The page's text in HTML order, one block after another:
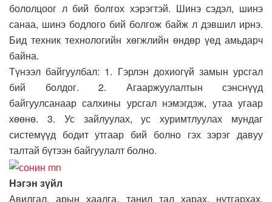
бололцоог л бий болгох хэрэгтэй. Шинэ сэдэл, шинэ
санаа, шинэ бодлого бий болгож байж л дэвшил ирнэ.
Бид техник технологийн хөгжлийн өндөр үeд амьдарч
байна.
Түнээл байгуулбал: 1. Гэрлэн дохиогүй замын урсгал
бий болдог. 2. Агааржуулалтын сэнснүүд
байгуулсанаар салхины урсгал нэмэгдэж, утаа угаар
хөөнө. 3. Ус зайлуулах, ус хуримтлуулах мундаг
системүүд бодит утгаар бий болно гэх зэрэг давуу
талтай бүтээн байгуулалт болно.
Нэгэн зүйл
Авилгал, арын хаалга, танил тал харах, нутгархах,